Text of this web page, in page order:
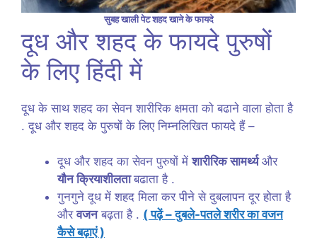
सुबह खाली पेट शहद खाने के फायदे
दूध और शहद के फायदे पुरुषों
के लिए हिंदी में
दूध के साथ शहद का सेवन शारीरिक क्षमता को बढाने वाला होता है
. दूध और शहद के पुरुषों के लिए निम्नलिखित फायदे हैं –
दूध और शहद का सेवन पुरुषों मेंशारीरिक सामर्थ्यऔर
यौन क्रियाशीलताबढाता है .
गुनगुने दूध में शहद मिला कर पीने से दुबलापन दूर होता है
औरवजनबढ़ता है . ( पढ़ें – दुबले-पतले शरीर का वजन
कैसे बढ़ाएं )